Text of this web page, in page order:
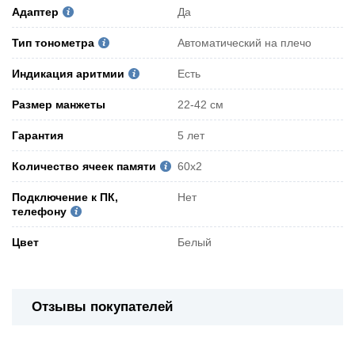
Адаптер Да
Тип тонометра Автоматический на плечо
Индикация аритмии Есть
Pазмер манжеты 22-42 см
Гарантия 5 лет
Количество ячеек памяти 60х2
Подключение к ПК,
телефону
Нет
Цвет Белый
Отзывы покупателей